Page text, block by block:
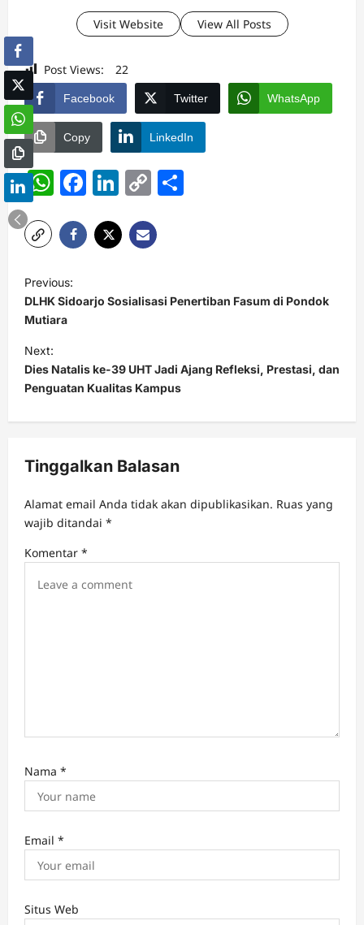
Visit Website View All Posts
Post Views: 22
Facebook Twitter WhatsApp
Copy LinkedIn
WhatsApp
Facebook
LinkedIn
Copy
P
o
s
t
n
a
v
g
a
t
i
Previous:
DLHK Sidoarjo Sosialisasi Penertiban Fasum di Pondok
Mutiara
Next:
Dies Natalis ke-39 UHT Jadi Ajang Refleksi, Prestasi, dan
Penguatan Kualitas Kampus
Tinggalkan Balasan
Alamat email Anda tidak akan dipublikasikan. Ruas yang
wajib ditandai *
Komentar *
Nama *
Email *
Situs Web